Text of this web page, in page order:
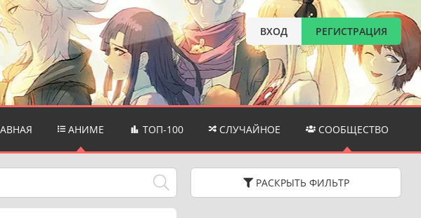
ВХОД РЕГИСТРАЦИЯ
АНИМЕ ТОП-100 СЛУЧАЙНОЕ СООБЩЕСТВО
РАСКРЫТЬ ФИЛЬТР